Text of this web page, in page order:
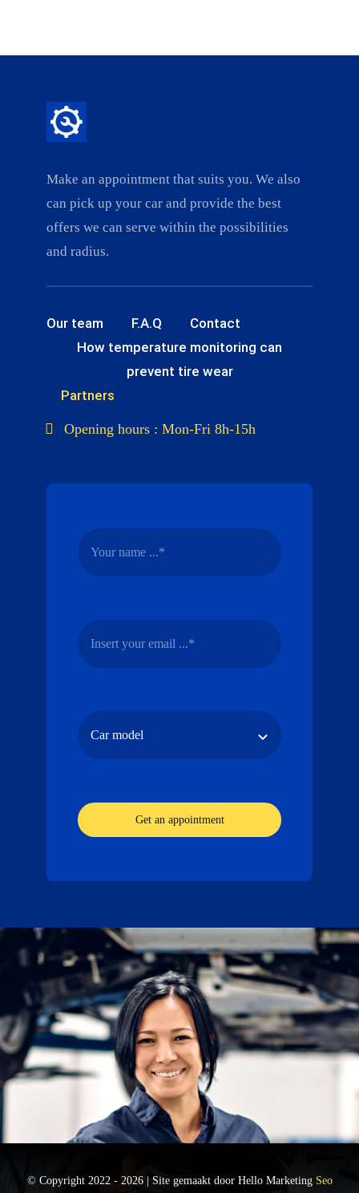
Make an appointment that suits you. We also
can pick up your car and provide the best
offers we can serve within the possibilities
and radius.
Our team F.A.Q
Contact
How temperature monitoring can
prevent tire wear
Partners
Opening hours : Mon-Fri 8h-15h
Get an appointment
© Copyright 2022 - 2026 | Site gemaakt door Hello Marketing Seo